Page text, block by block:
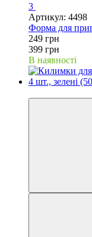
3
Артикул: 4498
Форма для
249 грн
399 грн
В наявності